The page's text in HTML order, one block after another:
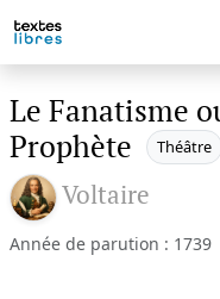
Le Fanatisme
Prophète
Théâtre
Voltaire
Année de parution : 1739